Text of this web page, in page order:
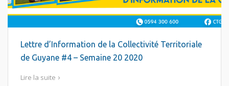
Lettre d’Information de la Collectivité Territoriale
de Guyane #4 – Semaine 20 2020
Lire la suite